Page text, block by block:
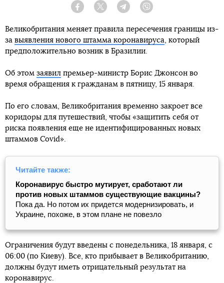
Facebook Twitter Telegram
Великобритания меняет правила пересечения границы из-
за выявления нового штамма коронавируса, который
предположительно возник в Бразилии.
Об этом заявил премьер-министр Борис Джонсон во
время обращения к гражданам в пятницу, 15 января.
По его словам, Великобритания временно закроет все
коридоры для путешествий, чтобы «защитить себя от
риска появления еще не идентифицированных новых
штаммов Covid».
Читайте также:
Коронавирус быстро мутирует, сработают ли
против новых штаммов существующие вакцины?
Пока да. Но потом их придется модернизировать, и
Украине, похоже, в этом плане не повезло
Ограничения будут введены с понедельника, 18 января, с
06:00 (по Киеву). Все, кто прибывает в Великобританию,
должны будут иметь отрицательный результат на
коронавирус.